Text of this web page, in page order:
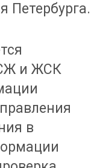
Петербурга.
и ЖСК
в